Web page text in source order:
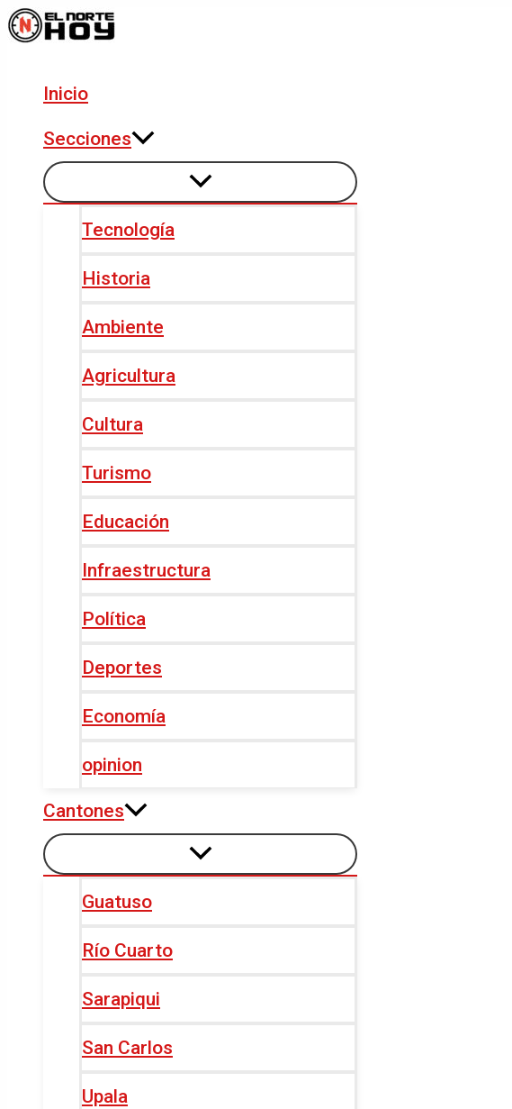
Ir
al
Inicio
Secciones
Tecnología
Historia
Ambiente
Agricultura
Cultura
Turismo
Educación
Infraestructura
Política
Deportes
Economía
opinion
Cantones
Guatuso
Río Cuarto
Sarapiqui
San Carlos
Upala
Navegación
de